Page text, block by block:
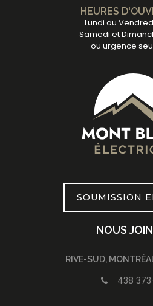
HEURES
Lundi au
Samedi et
ou urgence
SOUMISSION
NOUS
RIVE-SUD,
438